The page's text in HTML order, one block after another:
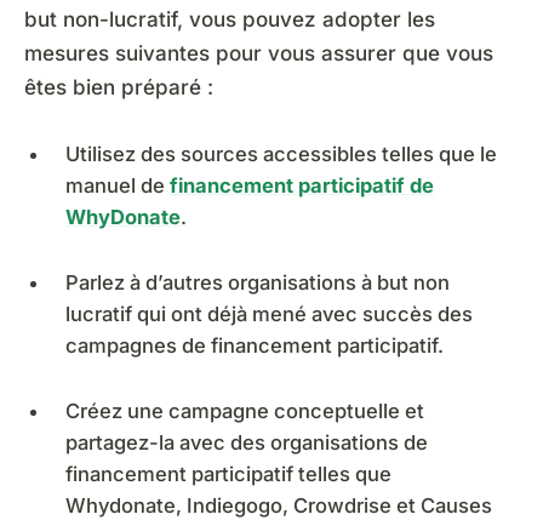
but non-lucratif, vous pouvez adopter les
mesures suivantes pour vous assurer que vous
êtes bien préparé :
Utilisez des sources accessibles telles que le
manuel de financement participatif de
WhyDonate.
Parlez à d’autres organisations à but non
lucratif qui ont déjà mené avec succès des
campagnes de financement participatif.
Créez une campagne conceptuelle et
partagez-la avec des organisations de
financement participatif telles que
Whydonate, Indiegogo, Crowdrise et Causes